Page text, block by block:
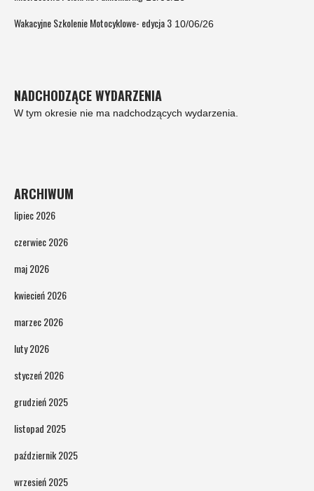
Wakacyjne Szkolenie Motocyklowe- edycja 3 10/06/26
NADCHODZĄCE WYDARZENIA
W tym okresie nie ma nadchodzących wydarzenia.
ARCHIWUM
lipiec 2026
czerwiec 2026
maj 2026
kwiecień 2026
marzec 2026
luty 2026
styczeń 2026
grudzień 2025
listopad 2025
październik 2025
wrzesień 2025